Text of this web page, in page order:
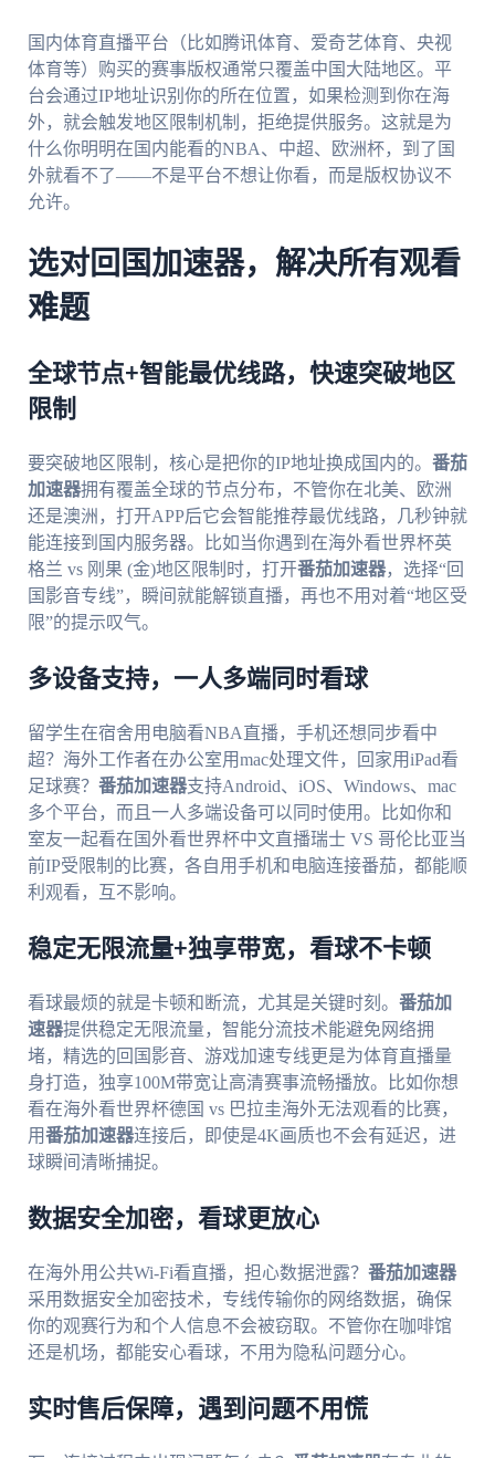
国内体育直播平台（比如腾讯体育、爱奇艺体育、央视
体育等）购买的赛事版权通常只覆盖中国大陆地区。平
台会通过IP地址识别你的所在位置，如果检测到你在海
外，就会触发地区限制机制，拒绝提供服务。这就是为
什么你明明在国内能看的NBA、中超、欧洲杯，到了国
外就看不了——不是平台不想让你看，而是版权协议不
允许。
选对回国加速器，解决所有观看
难题
全球节点+智能最优线路，快速突破地区
限制
要突破地区限制，核心是把你的IP地址换成国内的。 番茄
加速器拥有覆盖全球的节点分布，不管你在北美、欧洲
还是澳洲，打开APP后它会智能推荐最优线路，几秒钟就
能连接到国内服务器。比如当你遇到在海外看世界杯英
格兰 vs 刚果 (金)地区限制时，打开番茄加速器，选择“回
国影音专线”，瞬间就能解锁直播，再也不用对着“地区受
限”的提示叹气。
多设备支持，一人多端同时看球
留学生在宿舍用电脑看NBA直播，手机还想同步看中
超？海外工作者在办公室用mac处理文件，回家用iPad看
足球赛？ 番茄加速器支持Android、iOS、Windows、mac
多个平台，而且一人多端设备可以同时使用。比如你和
室友一起看在国外看世界杯中文直播瑞士 VS 哥伦比亚当
前IP受限制的比赛，各自用手机和电脑连接番茄，都能顺
利观看，互不影响。
稳定无限流量+独享带宽，看球不卡顿
看球最烦的就是卡顿和断流，尤其是关键时刻。 番茄加
速器提供稳定无限流量，智能分流技术能避免网络拥
堵，精选的回国影音、游戏加速专线更是为体育直播量
身打造，独享100M带宽让高清赛事流畅播放。比如你想
看在海外看世界杯德国 vs 巴拉圭海外无法观看的比赛，
用番茄加速器连接后，即使是4K画质也不会有延迟，进
球瞬间清晰捕捉。
数据安全加密，看球更放心
在海外用公共Wi-Fi看直播，担心数据泄露？ 番茄加速器
采用数据安全加密技术，专线传输你的网络数据，确保
你的观赛行为和个人信息不会被窃取。不管你在咖啡馆
还是机场，都能安心看球，不用为隐私问题分心。
实时售后保障，遇到问题不用慌